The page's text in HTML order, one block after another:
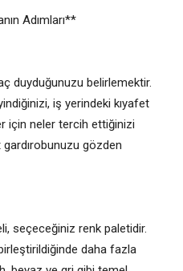
Adımları**
duyduğunuzu belirlemektir.
iş yerindeki kıyafet
için neler tercih ettiğinizi
gözden
seçeceğiniz renk paletidir.
daha fazla